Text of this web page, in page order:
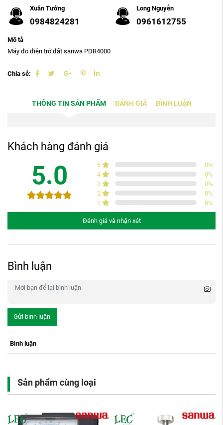
Xuân Tưởng
0984824281
Long Nguyễn
0961612755
Mô tả
Máy đo điện trở đất sanwa PDR4000
Chia sẻ:
THÔNG TIN SẢN PHẨM ĐÁNH GIÁ BÌNH LUẬN
Khách hàng đánh giá
5.0 5 0%
4
0%
3
0%
2
0%
1
0%
Đánh giá và nhận xét
Bình luận
Gửi bình luận
Bình luận
Sản phẩm cùng loại